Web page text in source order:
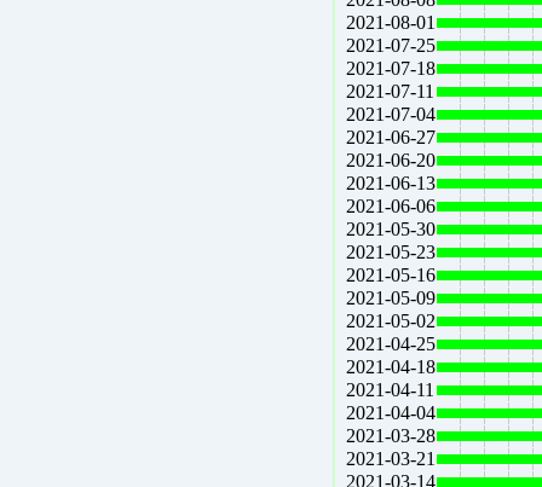
2021-08-01
2021-07-25
2021-07-18
2021-07-11
2021-07-04
2021-06-27
2021-06-20
2021-06-13
2021-06-06
2021-05-30
2021-05-23
2021-05-16
2021-05-09
2021-05-02
2021-04-25
2021-04-18
2021-04-11
2021-04-04
2021-03-28
2021-03-21
2021-03-14